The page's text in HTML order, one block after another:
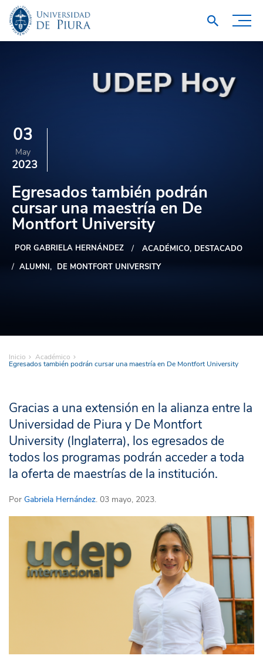
03
May
2023
Egresados también podrán
cursar una maestría en De
Montfort University
POR GABRIELA HERNÁNDEZ ACADÉMICO DESTACADO
ALUMNI
DE MONTFORT UNIVERSITY
Inicio Académico
Egresados también podrán cursar una maestría en De Montfort University
Gracias a una extensión en la alianza entre la
Universidad de Piura y De Montfort
University (Inglaterra), los egresados de
todos los programas podrán acceder a toda
la oferta de maestrías de la institución.
Por Gabriela Hernández. 03 mayo, 2023.